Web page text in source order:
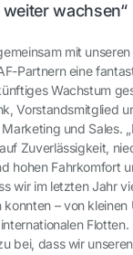
wachsen“
mit unseren
Partnern eine
Wachstum
Vorstandsmitglied
und Sales.
Zuverlässigkeit,
hohen Fahrkomfort
wir im letzten Jahr
konnten – von kleinen
Flotten.
bei, dass wir